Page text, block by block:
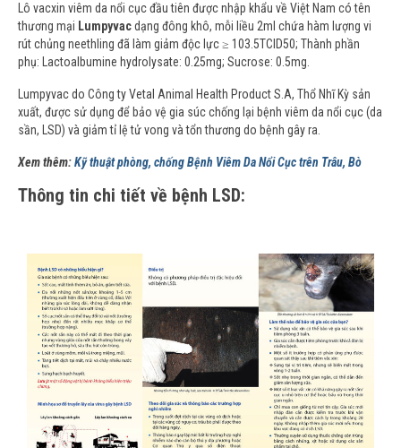
Lô vacxin viêm da nổi cục đầu tiên được nhập khẩu về Việt Nam có tên
thương mại Lumpyvacdạng đông khô, mỗi liều 2ml chứa hàm lượng vi
rút chủng neethling đã làm giảm độc lực ≥ 103.5TCID50; Thành phần
phụ: Lactoalbumine hydrolysate: 0.25mg; Sucrose: 0.5mg.
Lumpyvac do Công ty Vetal Animal Health Product S.A, Thổ Nhĩ Kỳ sản
xuất, được sử dụng để bảo vệ gia súc chống lại bệnh viêm da nổi cục (da
sần, LSD) và giảm tỉ lệ tử vong và tổn thương do bệnh gây ra.
Xem thêm:Kỹ thuật phòng, chống Bệnh Viêm Da Nổi Cục trên Trâu, Bò
Thông tin chi tiết về bệnh LSD: